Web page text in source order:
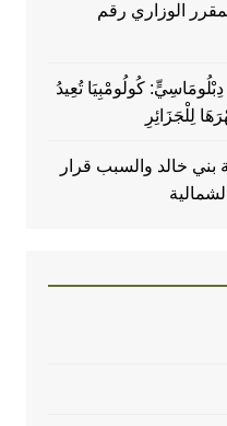
الوزاري رقم
كُولُومْبِيَا تُعِيدُ
لِلْجَزَائِرِ
خالد والسبب قرار